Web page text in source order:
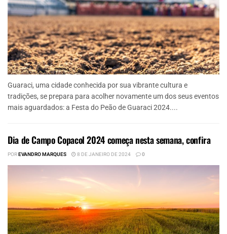
Guaraci, uma cidade conhecida por sua vibrante cultura e
tradições, se prepara para acolher novamente um dos seus eventos
mais aguardados: a Festa do Peão de Guaraci 2024....
Dia de Campo Copacol 2024 começa nesta semana, confira
POREVANDRO MARQUES 8 DE JANEIRO DE 2024 0